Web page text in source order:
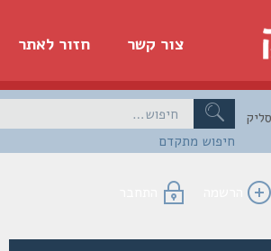
חזור לאתר צור קשר
חיפוש מתקדם
הרשמה התחבר